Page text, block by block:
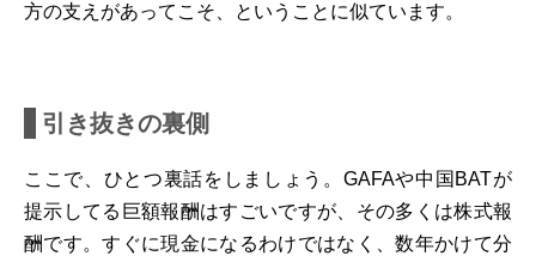
方の支えがあってこそ、ということに似ています。
引き抜きの裏側
ここで、ひとつ裏話をしましょう。GAFAや中国BATが
提示してる巨額報酬はすごいですが、その多くは株式報
酬です。すぐに現金になるわけではなく、数年かけて分